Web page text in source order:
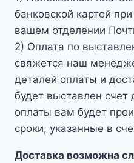
банковской картой
вашем отделении
2) Оплата по
свяжется наш
деталей оплаты и
будет выставлен счет
оплаты вам будет
сроки, указанные в
Доставка возможна